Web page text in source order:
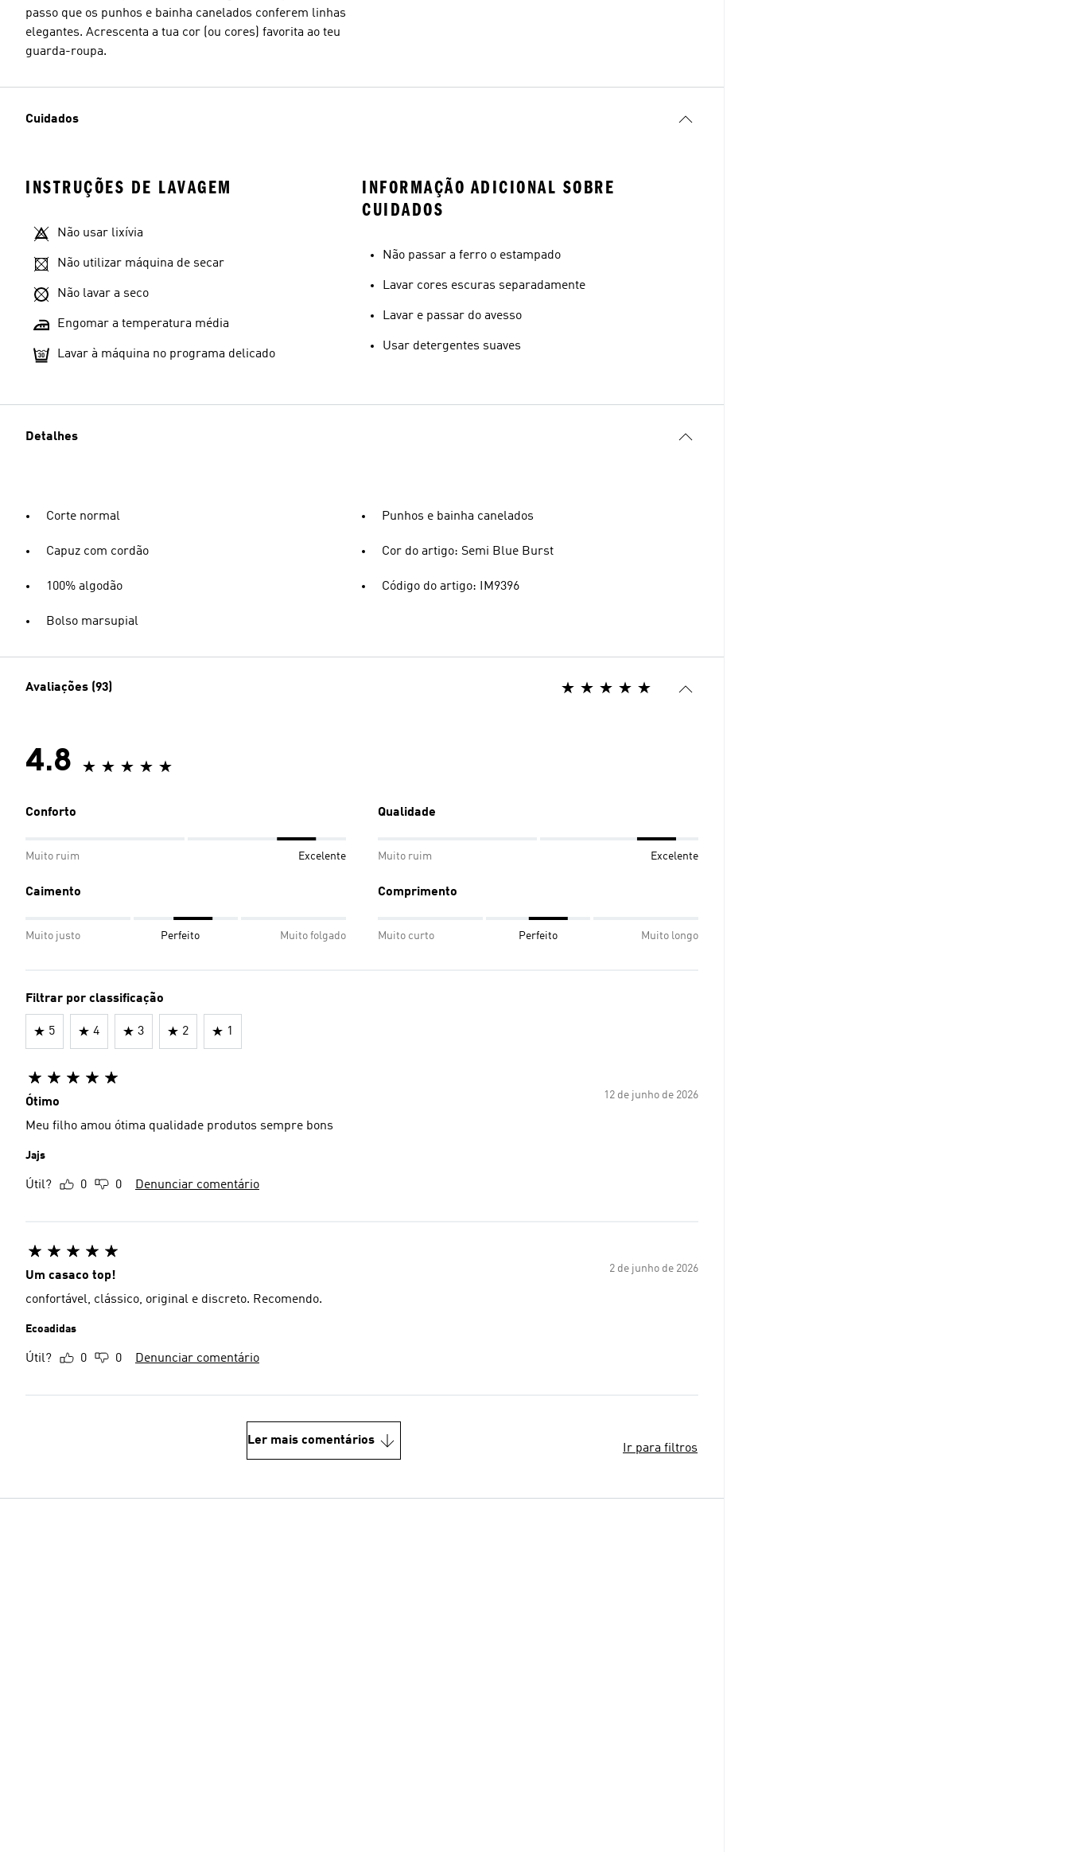
passo que os punhos e bainha canelados conferem linhas
elegantes. Acrescenta a tua cor (ou cores) favorita ao teu
guarda-roupa.
Cuidados
INSTRUÇÕES DE LAVAGEM
Não usar lixívia
Não utilizar máquina de secar
Não lavar a seco
Engomar a temperatura média
Lavar à máquina no programa delicado
INFORMAÇÃO ADICIONAL SOBRE
CUIDADOS
Não passar a ferro o estampado
Lavar cores escuras separadamente
Lavar e passar do avesso
Usar detergentes suaves
Detalhes
Corte normal
Capuz com cordão
100% algodão
Bolso marsupial
Punhos e bainha canelados
Cor do artigo: Semi Blue Burst
Código do artigo: IM9396
Avaliações (93)
4.8
Conforto
Muito ruim Excelente
Qualidade
Muito ruim Excelente
Caimento
Muito justo Perfeito Muito folgado
Comprimento
Muito curto Perfeito Muito longo
Filtrar por classificação
5 4 3 2 1
12 de junho de 2026
Ótimo
Meu filho amou ótima qualidade produtos sempre bons
Jajs
Útil? 0 0 Denunciar comentário
2 de junho de 2026
Um casaco top!
confortável, clássico, original e discreto. Recomendo.
Ecoadidas
Útil? 0 0 Denunciar comentário
Ler mais comentários
Ir para filtros